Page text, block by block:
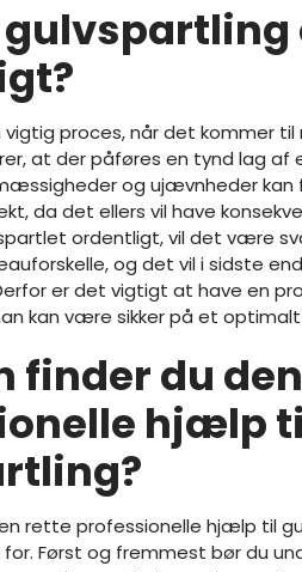
gulvspartling
vigtig proces, når det kommer
at der påføres en tynd lag af
og ujævnheder kan
da det ellers vil have
spartlet ordentligt, vil det være
og det vil i sidste
er det vigtigt at have en
kan være sikker på et
finder du
hjælp
rette professionelle hjælp til
Først og fremmest bør du